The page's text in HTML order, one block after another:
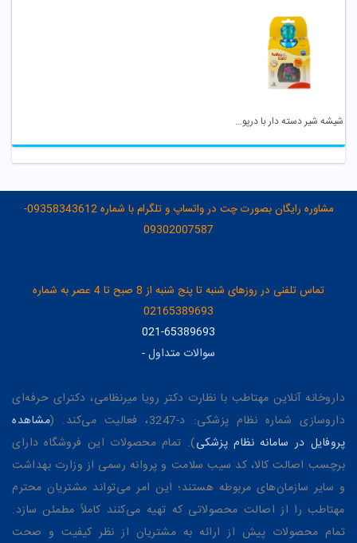
شیشه شیر دسته دار با درپوش عروسکی کد 505 بی بی لند
مشاوره رایگان بصورت چت در واتساپ و تلگرام با شماره 09358343612-
09302007587
تماس تلفنی در روزهای شنبه تا پنج شنبه از 8 صبح تا 4 عصر به شماره
02165389693
021-65389693
سوالات متداول-
داروخانه آنلاین مهتاطب با نظارت دکتر رویا میرنظامی، دکترای حرفه‌ای
داروسازی شماره نظام پزشکی: د-3247، فعالیت می‌کند. (
مشاهده
پروفایل در سامانه نظام پزشکی). تمام محصولات این فروشگاه دارای
برچسب اصالت کالا، کد سیب سلامت و پروانه رسمی از وزارت بهداشت
و سایر سازمان‌های مربوطه هستند؛ این امر می‌تواند مشتریان محترم
مهتاطب را از اصالت محصولاتی که تهیه می‌کنند کاملاً مطمئن سازد.
تمام محصولات پیش از ارائه به مشتریان از نظر کیفیت و صحت